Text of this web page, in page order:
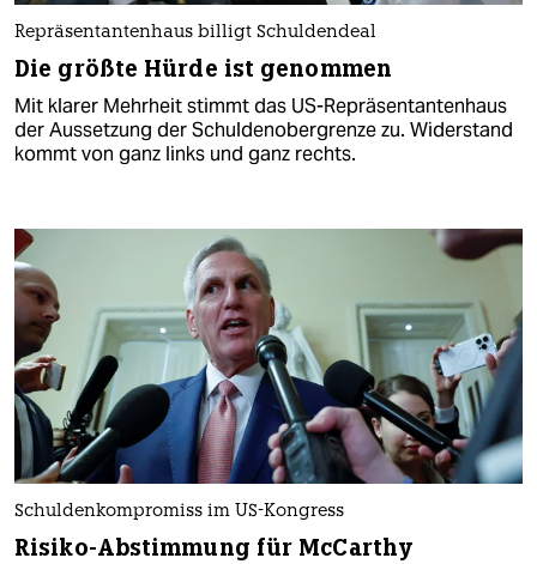
Repräsentantenhaus billigt Schuldendeal
Die größte Hürde ist genommen
Mit klarer Mehrheit stimmt das US-Repräsentantenhaus
der Aussetzung der Schuldenobergrenze zu. Widerstand
kommt von ganz links und ganz rechts.
Schuldenkompromiss im US-Kongress
Risiko-Abstimmung für McCarthy